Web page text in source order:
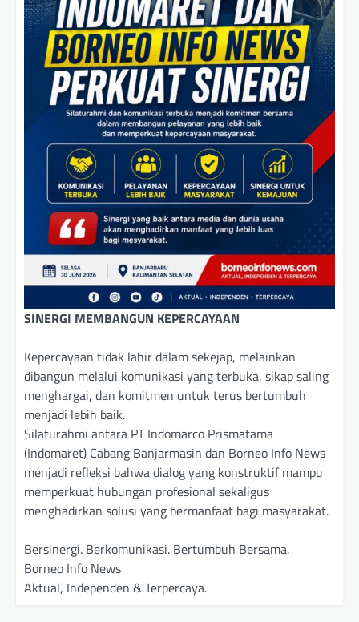
SINERGI MEMBANGUN KEPERCAYAAN
Kepercayaan tidak lahir dalam sekejap, melainkan
dibangun melalui komunikasi yang terbuka, sikap saling
menghargai, dan komitmen untuk terus bertumbuh
menjadi lebih baik.
Silaturahmi antara PT Indomarco Prismatama
(Indomaret) Cabang Banjarmasin dan Borneo Info News
menjadi refleksi bahwa dialog yang konstruktif mampu
memperkuat hubungan profesional sekaligus
menghadirkan solusi yang bermanfaat bagi masyarakat.
Bersinergi. Berkomunikasi. Bertumbuh Bersama.
Borneo Info News
Aktual, Independen & Terpercaya.